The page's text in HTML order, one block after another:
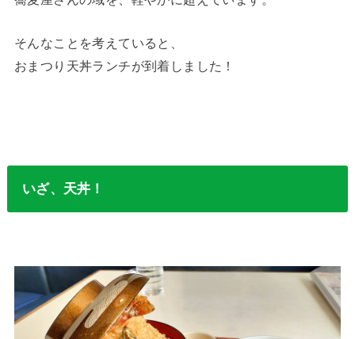
そんなことを考えていると、
おまつり天丼ランチが到着しました！
いざ、天丼！